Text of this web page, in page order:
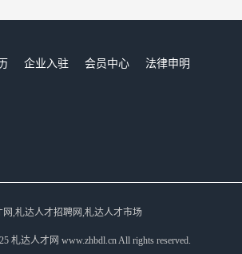
企业入驻 会员中心
法律申明
网,札达人才招聘网,札达人才市场
札达人才网 www.zhbdl.cn All rights reserved.